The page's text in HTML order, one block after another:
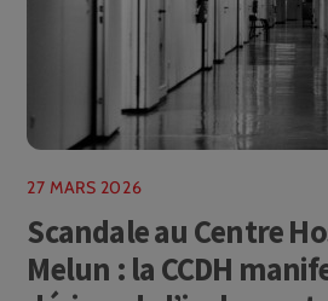
27 MARS 2026
Scandale au Centre
Melun : la CCDH manifeste contre les